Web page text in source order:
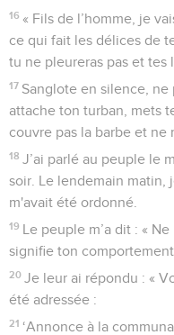
16 « Fils de l’homme, je
ce qui fait les délices de
tu ne pleureras pas et tes
17 Sanglote en silence, ne
attache ton turban, mets
couvre pas la barbe et ne
18 J’ai parlé au peuple le
soir. Le lendemain matin,
m'avait été ordonné.
19 Le peuple m’a dit : «
signifie ton
20 Je leur ai répondu : «
été adressée :
21 ‘Annonce à la